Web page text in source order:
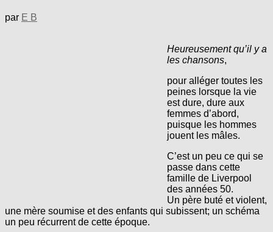
par E B
Heureusement qu’il y a
les chansons,
pour alléger toutes les
peines lorsque la vie
est dure, dure aux
femmes d’abord,
puisque les hommes
jouent les mâles.
C’est un peu ce qui se
passe dans cette
famille de Liverpool
des années 50.
Un père buté et violent,
une mère soumise et des enfants qui subissent; un schéma
un peu récurrent de cette époque.